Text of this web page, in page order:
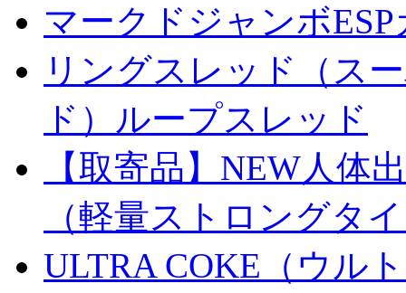
マークドジャンボ
リングスレッド（ス
ド）ループスレッド
【取寄品】NEW人体
（軽量ストロングタ
ULTRA COKE（ウル